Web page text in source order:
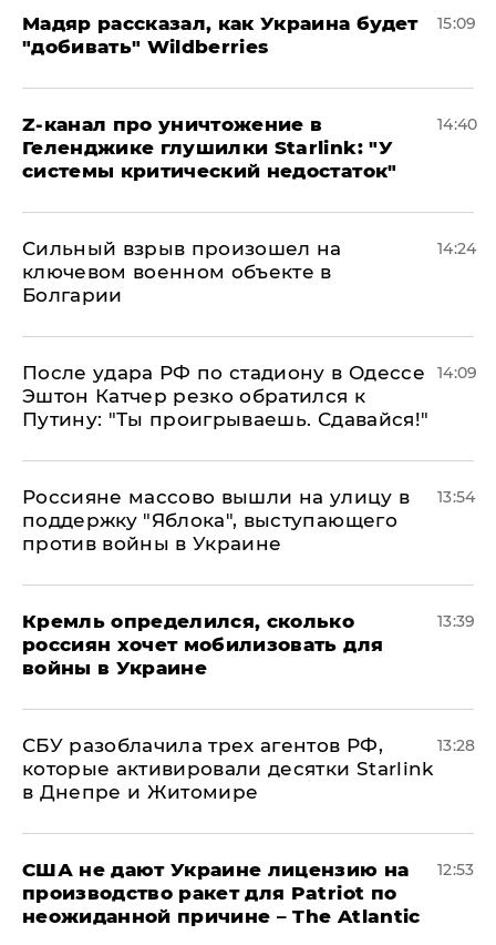
Мадяр рассказал, как Украина будет
"добивать" Wildberries
15:09
Z-канал про уничтожение в
Геленджике глушилки Starlink: "У
системы критический недостаток"
14:40
Сильный взрыв произошел на
ключевом военном объекте в
Болгарии
14:24
После удара РФ по стадиону в Одессе
Эштон Катчер резко обратился к
Путину: "Ты проигрываешь. Сдавайся!"
14:09
Россияне массово вышли на улицу в
поддержку "Яблока", выступающего
против войны в Украине
13:54
Кремль определился, сколько
россиян хочет мобилизовать для
войны в Украине
13:39
СБУ разоблачила трех агентов РФ,
которые активировали десятки Starlink
в Днепре и Житомире
13:28
США не дают Украине лицензию на
производство ракет для Patriot по
неожиданной причине – The Atlantic
12:53